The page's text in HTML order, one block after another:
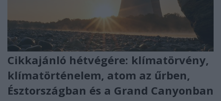
Cikkajánló hétvégére: klímatörvény,
klímatörténelem, atom az űrben,
Észtországban és a Grand Canyonban